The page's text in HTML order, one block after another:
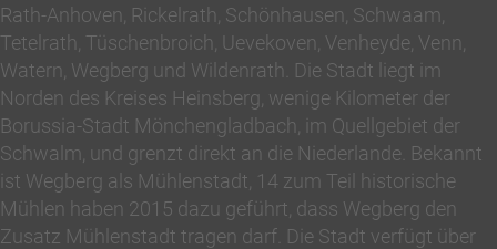
Rath-Anhoven, Rickelrath, Schönhausen, Schwaam,
Tetelrath, Tüschenbroich, Uevekoven, Venheyde, Venn,
Watern, Wegberg und Wildenrath. Die Stadt liegt im
Norden des Kreises Heinsberg, wenige Kilometer der
Borussia-Stadt Mönchengladbach, im Quellgebiet der
Schwalm, und grenzt direkt an die Niederlande. Bekannt
ist Wegberg als Mühlenstadt, 14 zum Teil historische
Mühlen haben 2015 dazu geführt, dass Wegberg den
Zusatz Mühlenstadt tragen darf. Die Stadt verfügt über